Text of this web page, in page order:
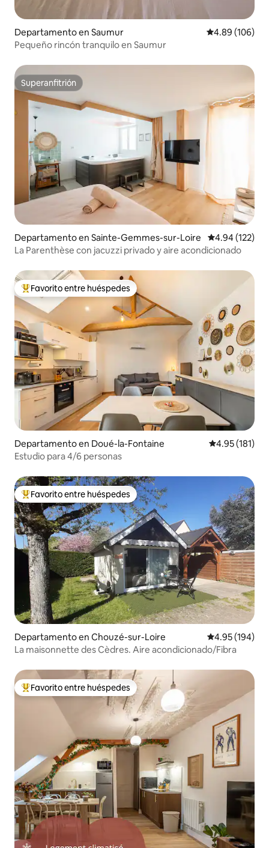
Departamento en Saumur Calificación
4.89 (106)
Pequeño rincón tranquilo en Saumur
Superanfitrión
Superanfitrión
Departamento en Sainte-Gemmes-sur-Loire Calificación
4.94 (122)
La Parenthèse con jacuzzi privado y aire acondicionado
De los mejores en Favorito entre huéspedes
Favorito entre huéspedes
Departamento en Doué-la-Fontaine Calificación
4.95 (181)
Estudio para 4/6 personas
De los mejores en Favorito entre huéspedes
Favorito entre huéspedes
Departamento en Chouzé-sur-Loire Calificación
4.95 (194)
La maisonnette des Cèdres. Aire acondicionado/Fibra
De los mejores en Favorito entre huéspedes
Favorito entre huéspedes